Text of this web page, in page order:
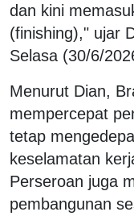
dan kini
(finishing)," ujar
Selasa (30/6/
Menurut Dian,
mempercepat
tetap
keselamatan
Perseroan juga
pembangunan